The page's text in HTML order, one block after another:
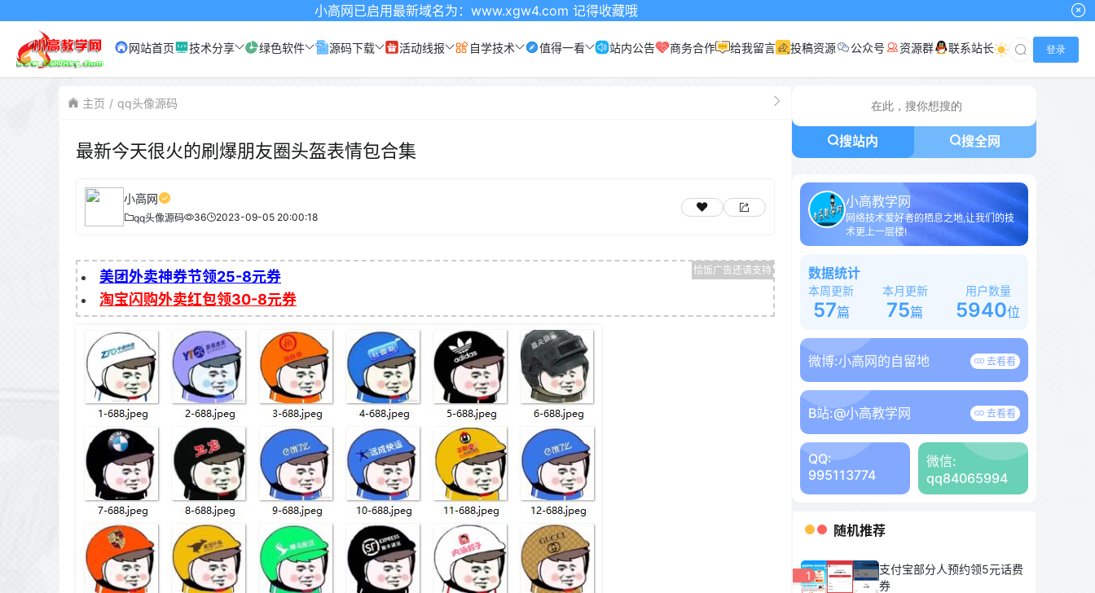
小高网已启用最新域名为：www.xgw4.com 记得收藏哦
网站首页 技术分享 绿色软件 源码下载 活动线报 自学技术 值得一看 站内公告 商务合作 给我留言 投稿资源 公众号 资源群 联系站长 登录
主页 qq头像源码
最新今天很火的刷爆朋友圈头盔表情包合集
小高网
qq头像源码 36 2023-09-05 20:00:18
美团外卖神券节领25-8元券
淘宝闪购外卖红包领30-8元券
搜站内 搜全网
小高教学网
网络技术爱好者的栖息之地,让我们的技
术更上一层楼!
数据统计
本周更新
57篇
本月更新
75篇
用户数量
5940位
微博:小高网的自留地 去看看
B站:@小高教学网 去看看
QQ:
995113774
微信:
qq84065994
随机推荐
1
支付宝部分人预约领5元话费
券